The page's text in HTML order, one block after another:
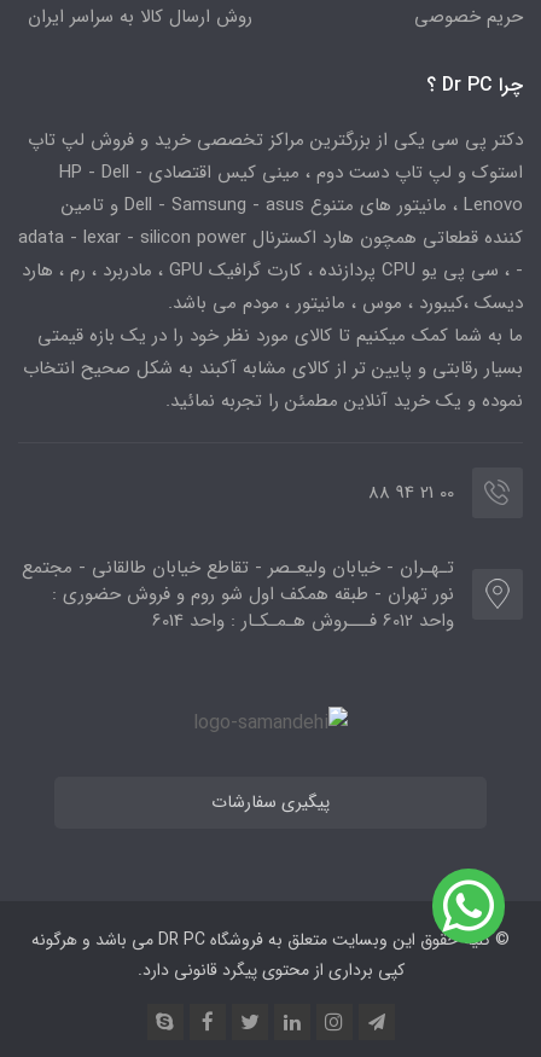
حریم خصوصی
روش ارسال کالا به سراسر ایران
چرا Dr PC ؟
دکتر پی سی یکی از بزرگترین مراکز تخصصی خرید و فروش لپ تاپ
استوک و لپ تاپ دست دوم ، مینی کیس اقتصادی HP - Dell -
Lenovo ، مانیتور های متنوع Dell - Samsung - asus و تامین
کننده قطعاتی همچون هارد اکسترنال adata - lexar - silicon power
- ، سی پی یو CPU پردازنده ، کارت گرافیک GPU ، مادربرد ، رم ، هارد
دیسک ،کیبورد ، موس ، مانیتور ، مودم می باشد.
ما به شما کمک میکنیم تا کالای مورد نظر خود را در یک بازه قیمتی
بسیار رقابتی و پایین تر از کالای مشابه آکبند به شکل صحیح انتخاب
نموده و یک خرید آنلاین مطمئن را تجربه نمائید.
00 21 94 88
تـهـران - خیابان ولیعـصر - تقاطع خیابان طالقانی - مجتمع
نور تهران - طبقه همکف اول شو روم و فروش حضوری :
واحد 6012 فـــروش هـمـکـار : واحد 6014
پیگیری سفارشات
© کلیه حقوق این وبسایت متعلق به فروشگاه DR PC می ‌باشد و هرگونه
کپی برداری از محتوی پیگرد قانونی دارد.